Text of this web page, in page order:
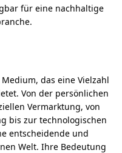
für eine nachhaltige
das eine Vielzahl
Von der persönlichen
Vermarktung, von
bis zur technologischen
entscheidende und
Welt. Ihre Bedeutung